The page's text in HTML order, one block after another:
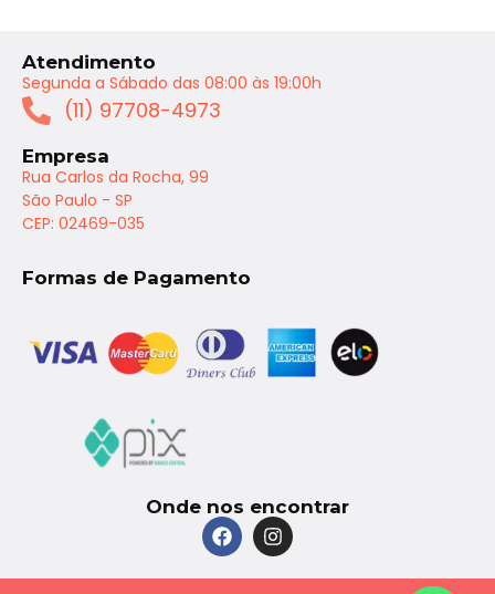
Atendimento
Segunda a Sábado das 08:00 às 19:00h
(11) 97708-4973
Empresa
Rua Carlos da Rocha, 99
São Paulo - SP
CEP: 02469-035
Formas de Pagamento
Onde nos encontrar